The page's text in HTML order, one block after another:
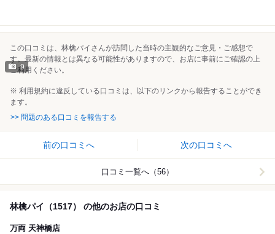
9
この口コミは、林檎パイさんが訪問した当時の主観的なご意見・ご感想で
す。最新の情報とは異なる可能性がありますので、お店に事前にご確認の上
ご利用ください。
※ 利用規約に違反している口コミは、以下のリンクから報告することができ
ます。
>> 問題のある口コミを報告する
前の口コミへ 次の口コミへ
口コミ一覧へ（56）
林檎パイ（1517） の他のお店の口コミ
万両 天神橋店